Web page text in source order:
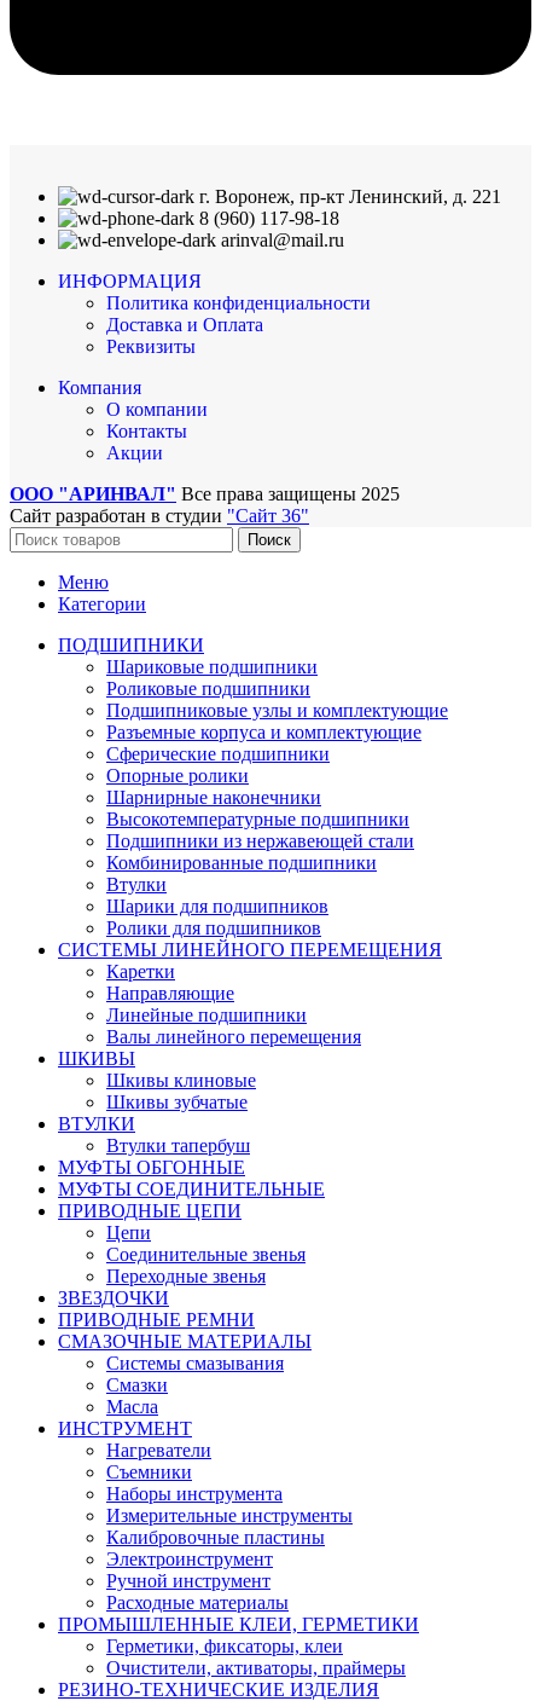
г. Воронеж, пр-кт Ленинский, д. 221
8 (960) 117-98-18
arinval@mail.ru
ИНФОРМАЦИЯ
Политика конфиденциальности
Доставка и Оплата
Реквизиты
Компания
О компании
Контакты
Акции
ООО "АРИНВАЛ" Все права защищены 2025
Сайт разработан в студии "Сайт 36"
Поиск
Меню
Категории
ПОДШИПНИКИ
Шариковые подшипники
Роликовые подшипники
Подшипниковые узлы и комплектующие
Разъемные корпуса и комплектующие
Сферические подшипники
Опорные ролики
Шарнирные наконечники
Высокотемпературные подшипники
Подшипники из нержавеющей стали
Комбинированные подшипники
Втулки
Шарики для подшипников
Ролики для подшипников
СИСТЕМЫ ЛИНЕЙНОГО ПЕРЕМЕЩЕНИЯ
Каретки
Направляющие
Линейные подшипники
Валы линейного перемещения
ШКИВЫ
Шкивы клиновые
Шкивы зубчатые
ВТУЛКИ
Втулки тапербуш
МУФТЫ ОБГОННЫЕ
МУФТЫ СОЕДИНИТЕЛЬНЫЕ
ПРИВОДНЫЕ ЦЕПИ
Цепи
Соединительные звенья
Переходные звенья
ЗВЕЗДОЧКИ
ПРИВОДНЫЕ РЕМНИ
СМАЗОЧНЫЕ МАТЕРИАЛЫ
Системы смазывания
Смазки
Масла
ИНСТРУМЕНТ
Нагреватели
Съемники
Наборы инструмента
Измерительные инструменты
Калибровочные пластины
Электроинструмент
Ручной инструмент
Расходные материалы
ПРОМЫШЛЕННЫЕ КЛЕИ, ГЕРМЕТИКИ
Герметики, фиксаторы, клеи
Очистители, активаторы, праймеры
РЕЗИНО-ТЕХНИЧЕСКИЕ ИЗДЕЛИЯ